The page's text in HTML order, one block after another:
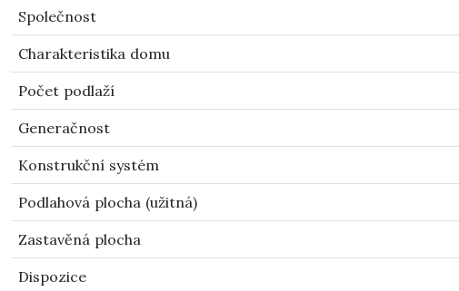
Společnost
Charakteristika domu
Počet podlaží
Generačnost
Konstrukční systém
Podlahová plocha (užitná)
Zastavěná plocha
Dispozice